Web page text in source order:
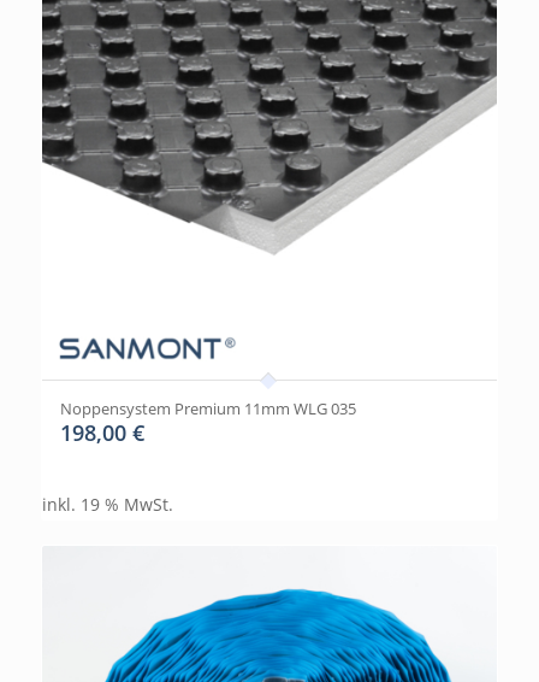
Noppensystem Premium 11mm WLG 035
198,00 €
inkl. 19 % MwSt.